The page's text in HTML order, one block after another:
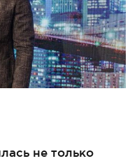
не только